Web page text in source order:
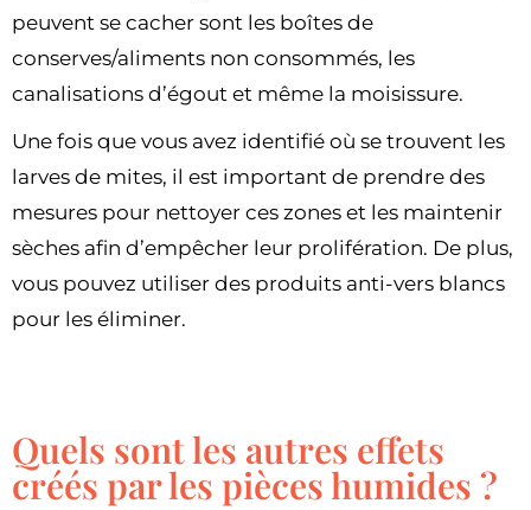
peuvent se cacher sont les boîtes de
conserves/aliments non consommés, les
canalisations d’égout et même la moisissure.
Une fois que vous avez identifié où se trouvent les
larves de mites, il est important de prendre des
mesures pour nettoyer ces zones et les maintenir
sèches afin d’empêcher leur prolifération. De plus,
vous pouvez utiliser des produits anti-vers blancs
pour les éliminer.
Quels sont les autres effets
créés par les pièces humides ?